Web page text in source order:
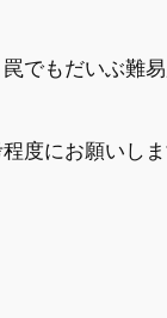
でもだいぶ難
度にお願いしま